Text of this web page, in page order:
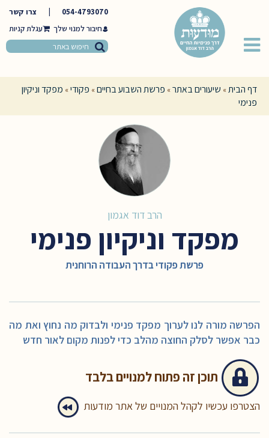
054-4793070
צרו קשר
חיבור למנוי שלך
דף הבית» שיעורים באתר» פרשת השבוע בחיים» פקודי» מפקד וניקיון
פנימי
הרב דוד אגמון
מפקד וניקיון פנימי
פרשת פקודי בדרך העבודה הרוחנית
הפרשה מורה לנו לערוך מפקד פנימי ולבדוק מה נחוץ ואת מה
כבר אפשר לסלק החוצה מהלב כדי לפנות מקום לאור חדש
תוכן זה פתוח למנויים בלבד
הצטרפו עכשיו לקהל המנויים של אתר מודעות